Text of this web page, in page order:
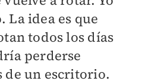
La idea es que
todos los días
perderse
de un escritorio.